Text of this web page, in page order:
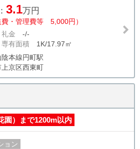
3.1万円
費・管理費等 5,000円）
金 -/-
専有面積 1K/17.97㎡
陰本線円町駅
京区西東町
園）まで1200m以内
ョン